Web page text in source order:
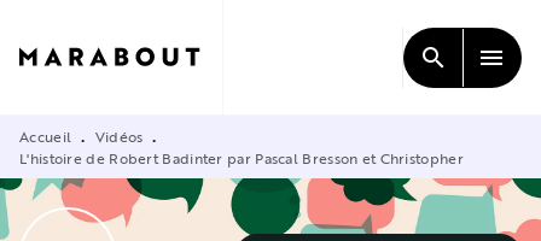
CONTENU
search menu
Accueil • Vidéos •
L'histoire de Robert Badinter par Pascal Bresson et Christopher